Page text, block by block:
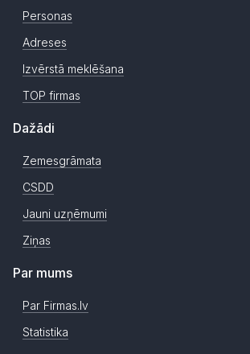
Personas
Adreses
Izvērstā meklēšana
TOP firmas
Dažādi
Zemesgrāmata
CSDD
Jauni uzņēmumi
Ziņas
Par mums
Par Firmas.lv
Statistika